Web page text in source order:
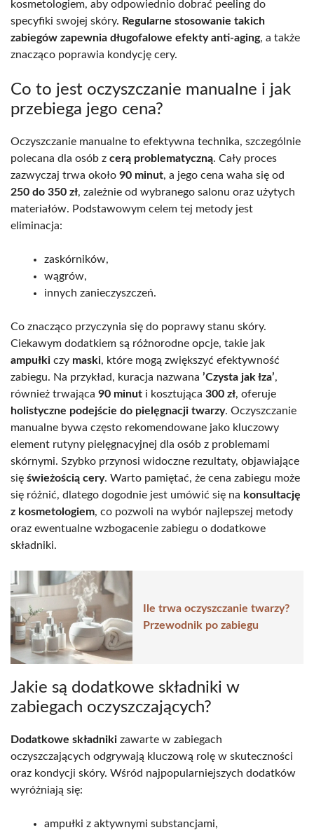
kosmetologiem, aby odpowiednio dobrać peeling do
specyfiki swojej skóry. Regularne stosowanie takich
zabiegów zapewnia długofalowe efekty anti-aging, a także
znacząco poprawia kondycję cery.
Co to jest oczyszczanie manualne i jak
przebiega jego cena?
Oczyszczanie manualne to efektywna technika, szczególnie
polecana dla osób z cerą problematyczną. Cały proces
zazwyczaj trwa około 90 minut, a jego cena waha się od
250 do 350 zł, zależnie od wybranego salonu oraz użytych
materiałów. Podstawowym celem tej metody jest
eliminacja:
zaskórników,
wągrów,
innych zanieczyszczeń.
Co znacząco przyczynia się do poprawy stanu skóry.
Ciekawym dodatkiem są różnorodne opcje, takie jak
ampułki czy maski, które mogą zwiększyć efektywność
zabiegu. Na przykład, kuracja nazwana ’Czysta jak łza’,
również trwająca 90 minut i kosztująca 300 zł, oferuje
holistyczne podejście do pielęgnacji twarzy. Oczyszczanie
manualne bywa często rekomendowane jako kluczowy
element rutyny pielęgnacyjnej dla osób z problemami
skórnymi. Szybko przynosi widoczne rezultaty, objawiające
się świeżością cery. Warto pamiętać, że cena zabiegu może
się różnić, dlatego dogodnie jest umówić się na konsultację
z kosmetologiem, co pozwoli na wybór najlepszej metody
oraz ewentualne wzbogacenie zabiegu o dodatkowe
składniki.
Ile trwa oczyszczanie twarzy?
Przewodnik po zabiegu
Jakie są dodatkowe składniki w
zabiegach oczyszczających?
Dodatkowe składniki zawarte w zabiegach
oczyszczających odgrywają kluczową rolę w skuteczności
oraz kondycji skóry. Wśród najpopularniejszych dodatków
wyróżniają się:
ampułki z aktywnymi substancjami,